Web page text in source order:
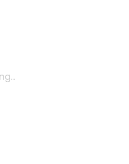
Umweltbestimmungen